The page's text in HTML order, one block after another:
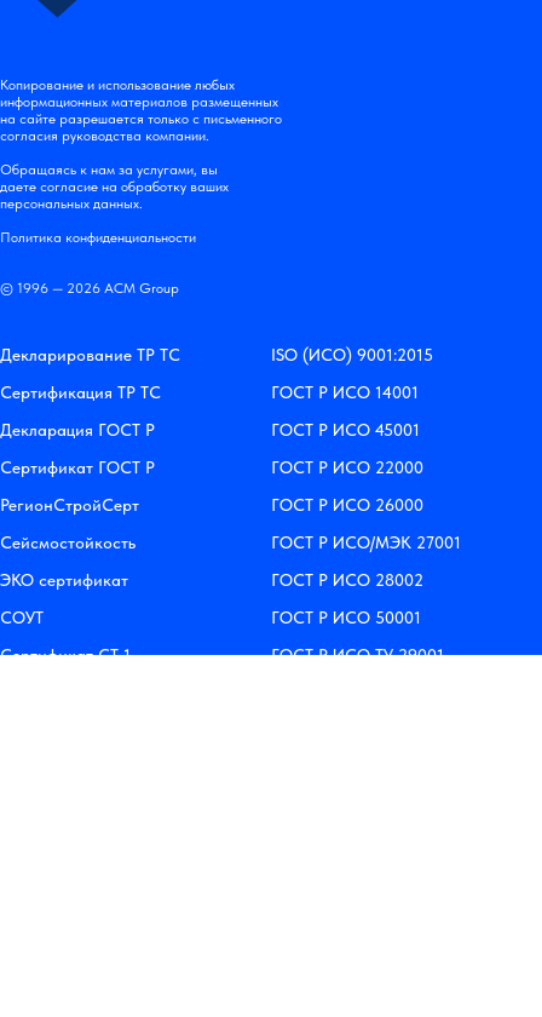
Копирование и использование любых
информационных материалов размещенных
на сайте разрешается только с письменного
согласия руководства компании.
Обращаясь к нам за услугами, вы
даете согласие на обработку ваших
персональных данных.
Политика конфиденциальности
© 1996 — 2026 АСМ Group
Декларирование ТР ТС
Сертификация ТР ТС
Декларация ГОСТ Р
Сертификат ГОСТ Р
РегионСтройСерт
Сейсмостойкость
ЭКО сертификат
СОУТ
Сертификат СТ-1
ISO (ИСО) 9001:2015
ГОСТ Р ИСО 14001
ГОСТ Р ИСО 45001
ГОСТ Р ИСО 22000
ГОСТ Р ИСО 26000
ГОСТ Р ИСО/МЭК 27001
ГОСТ Р ИСО 28002
ГОСТ Р ИСО 50001
ГОСТ Р ИСО ТУ 29001